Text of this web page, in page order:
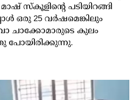
സ്‌കൂളിന്റെ പടിയിറങ്ങി
ഒരു 25 വർഷമെങ്കിലും
ചാക്കോമാരുടെ കുലം
പോയിരിക്കുന്നു.